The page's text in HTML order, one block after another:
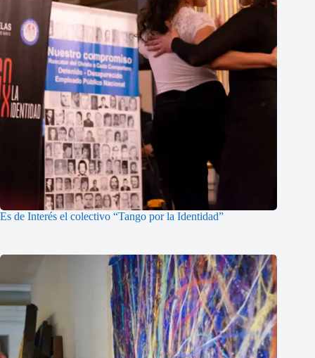
Es de Interés el colectivo “Tango por la Identidad”